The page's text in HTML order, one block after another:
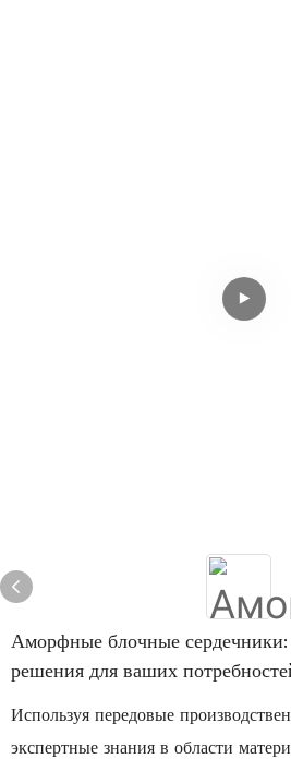
Аморфные блочные
решения для ваших
Используя передовые
экспертные знания в области